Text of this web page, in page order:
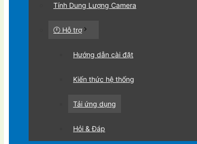
Tính Dung Lượng Camera
🕛 Hỗ trợ
Hướng dẫn cài đặt
Kiến thức hệ thống
Tải ứng dụng
Hỏi & Đáp